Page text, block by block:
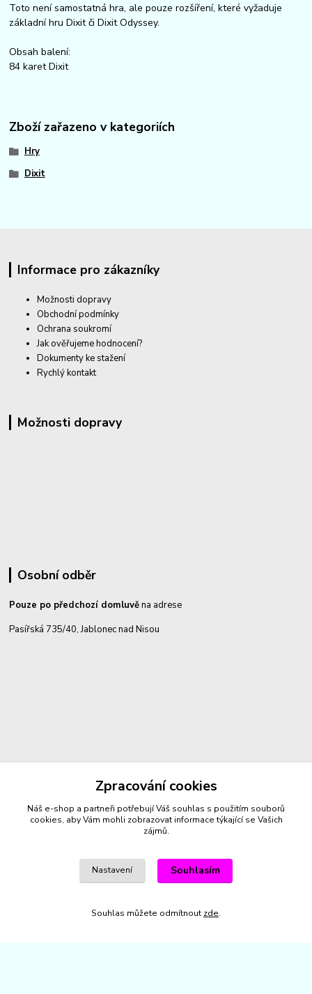
Toto není samostatná hra, ale pouze rozšíření, které vyžaduje
základní hru Dixit či Dixit Odyssey.
Obsah balení:
84 karet Dixit
Zboží zařazeno v kategoriích
Hry
Dixit
Informace pro zákazníky
Možnosti dopravy
Obchodní podmínky
Ochrana soukromí
Jak ověřujeme hodnocení?
Dokumenty ke stažení
Rychlý kontakt
Možnosti dopravy
Osobní odběr
Pouze po předchozí domluvěna adrese
Pasířská 735/40, Jablonec nad Nisou
+420 732 459 425
Zpracování cookies
Náš e-shop a partneři potřebují Váš souhlas s použitím souborů
cookies, aby Vám mohli zobrazovat informace týkající se Vašich
zájmů.
Nastavení Souhlasím
Souhlas můžete odmítnout zde.